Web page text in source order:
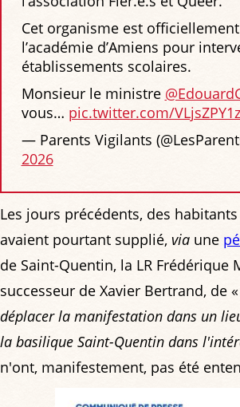
Cet organisme est
l’académie d’Amiens pour
établissements scolaires.
Monsieur le ministre
vous… pic.twitter.com/
— Parents Vigilants
2026
Les jours précédents, des
avaient pourtant supplié, via une
de Saint-Quentin, la LR Frédérique
successeur de Xavier Bertrand, de «
déplacer la manifestation dans un
la basilique Saint-Quentin dans
n'ont, manifestement, pas été